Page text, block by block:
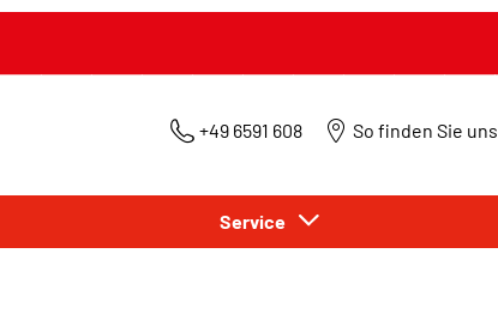
+49 6591 608 So finden Sie uns
Service